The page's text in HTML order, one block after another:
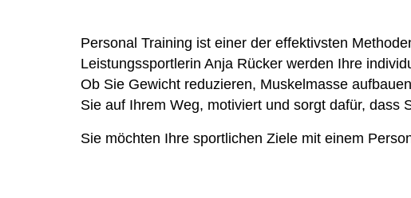
Personal Training ist einer der effektivsten
Leistungssportlerin Anja Rücker werden Ihre
Ob Sie Gewicht reduzieren, Muskelmasse
Sie auf Ihrem Weg, motiviert und sorgt dafür, dass
Sie möchten Ihre sportlichen Ziele mit einem